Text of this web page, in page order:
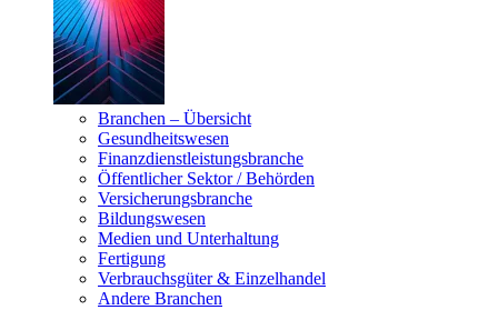
Branchen – Übersicht
Gesundheitswesen
Finanzdienstleistungsbranche
Öffentlicher Sektor / Behörden
Versicherungsbranche
Bildungswesen
Medien und Unterhaltung
Fertigung
Verbrauchsgüter & Einzelhandel
Andere Branchen